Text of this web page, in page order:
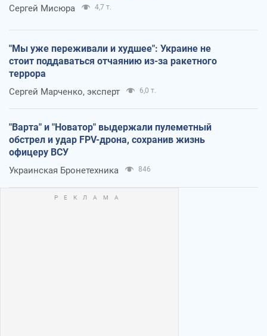
Сергей Мисюра 4,7 т.
"Мы уже переживали и худшее": Украине не
стоит поддаваться отчаянию из-за ракетного
террора
Сергей Марченко, эксперт 6,0 т.
"Варта" и "Новатор" выдержали пулеметный
обстрел и удар FPV-дрона, сохранив жизнь
офицеру ВСУ
Украинская Бронетехника 846